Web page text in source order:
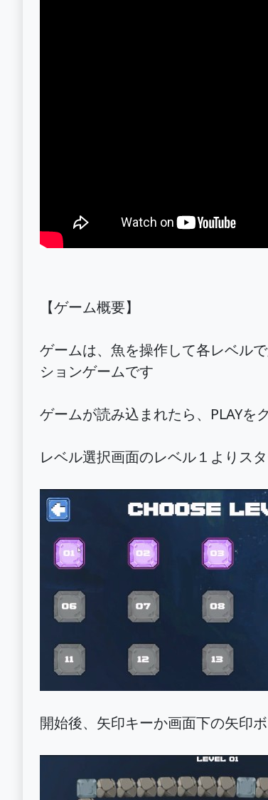
【ゲーム概要】
ゲームは、魚を操作して各レベル
ションゲームです
ゲームが読み込まれたら、PLAYを
レベル選択画面のレベル１よりス
開始後、矢印キーか画面下の矢印